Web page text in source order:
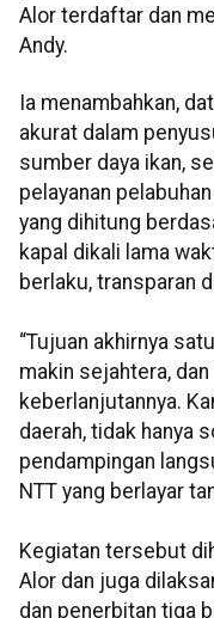
Alor terdaftar dan
Andy.
Ia menambahkan,
akurat dalam
sumber daya ikan,
pelayanan
yang dihitung
kapal dikali lama
berlaku, transparan
“Tujuan akhirnya
makin sejahtera,
keberlanjutannya.
daerah, tidak hanya
pendampingan
NTT yang berlayar
Kegiatan tersebut
Alor dan juga
dan penerbitan tiga